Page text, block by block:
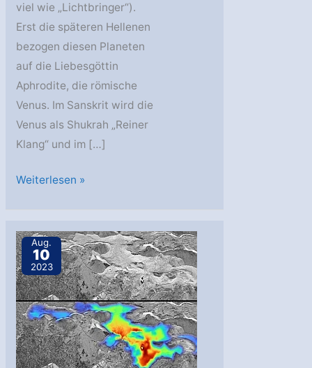
viel wie „Lichtbringer“).
Erst die späteren Hellenen
bezogen diesen Planeten
auf die Liebesgöttin
Aphrodite, die römische
Venus. Im Sanskrit wird die
Venus als Shukrah „Reiner
Klang“ und im […]
Die
der
„vergessene“
Planet?
Weiterlesen »
Aug.
10
2023